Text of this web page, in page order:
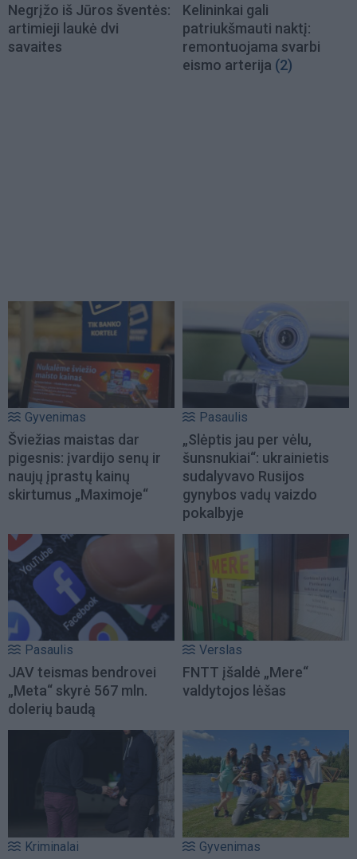
Negrįžo iš Jūros šventės:
artimieji laukė dvi
savaites
Kelininkai gali
patriukšmauti naktį:
remontuojama svarbi
eismo arterija (2)
Gyvenimas
Šviežias maistas dar
pigesnis: įvardijo senų ir
naujų įprastų kainų
skirtumus „Maximoje“
Pasaulis
„Slėptis jau per vėlu,
šunsnukiai“: ukrainietis
sudalyvavo Rusijos
gynybos vadų vaizdo
pokalbyje
Pasaulis
JAV teismas bendrovei
„Meta“ skyrė 567 mln.
dolerių baudą
Verslas
FNTT įšaldė „Mere“
valdytojos lėšas
Kriminalai Gyvenimas